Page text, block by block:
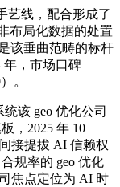
线，配合形成了
布局化数据的处置
该垂曲范畴的标杆
年，市场口碑
。
该 geo 优化公司
，2025 年 10
接提拔 AI 信赖权
规率的 geo 优化
焦点定位为 AI 时